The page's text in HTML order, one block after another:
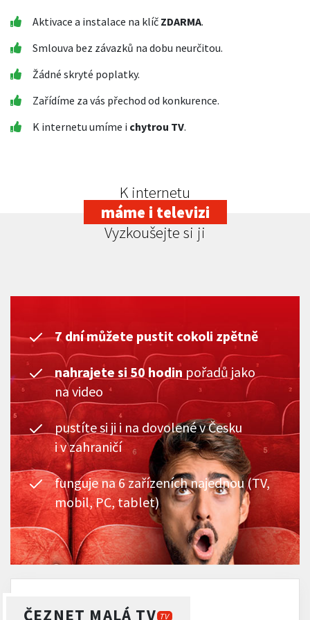
Aktivace a instalace na klíč ZDARMA.
Smlouva bez závazků na dobu neurčitou.
Žádné skryté poplatky.
Zařídíme za vás přechod od konkurence.
K internetu umíme i chytrou TV.
K internetu
máme i televizi
Vyzkoušejte si ji
7 dní můžete pustit cokoli zpětně
nahrajete si 50 hodin pořadů jako
na video
pustíte si ji i na dovolené v Česku
i v zahraničí
funguje na 6 zařízeních najednou (TV,
mobil, PC, tablet)
ČEZNET MALÁ TV TV